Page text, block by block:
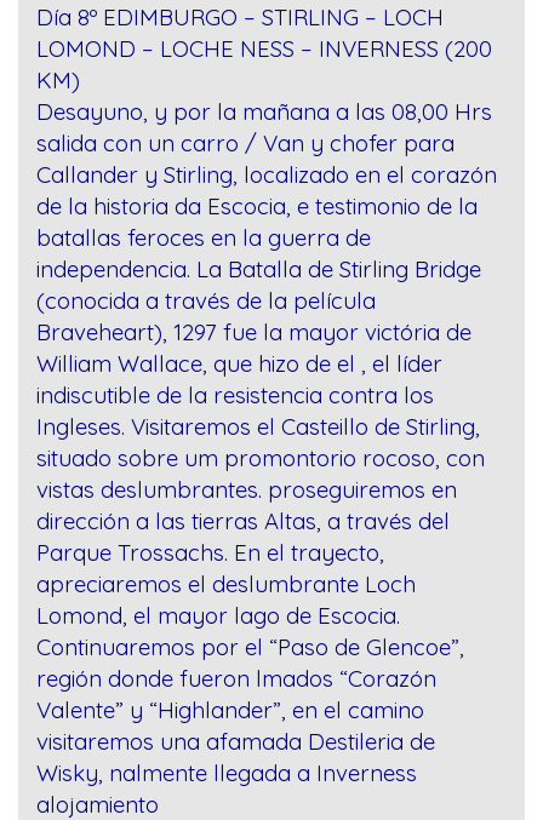
Día 8º EDIMBURGO – STIRLING – LOCH
LOMOND – LOCHE NESS – INVERNESS (200
KM)
Desayuno, y por la mañana a las 08,00 Hrs
salida con un carro / Van y chofer para
Callander y Stirling, localizado en el corazón
de la historia da Escocia, e testimonio de la
batallas feroces en la guerra de
independencia. La Batalla de Stirling Bridge
(conocida a través de la película
Braveheart), 1297 fue la mayor victória de
William Wallace, que hizo de el , el líder
indiscutible de la resistencia contra los
Ingleses. Visitaremos el Casteillo de Stirling,
situado sobre um promontorio rocoso, con
vistas deslumbrantes. proseguiremos en
dirección a las tierras Altas, a través del
Parque Trossachs. En el trayecto,
apreciaremos el deslumbrante Loch
Lomond, el mayor lago de Escocia.
Continuaremos por el “Paso de Glencoe”,
región donde fueron lmados “Corazón
Valente” y “Highlander”, en el camino
visitaremos una afamada Destileria de
Wisky, nalmente llegada a Inverness
alojamiento